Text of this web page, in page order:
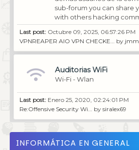
sub-forum you can share
with others hacking
Last post: Octubre 09, 2025, 06:57:26 PM
VPNREAPER AIO VPN CHECKE...
by jmm
Auditorias WiFi
Wi-Fi - Wlan
Last post: Enero 25, 2020, 02:24:01 PM
Re:Offensive Security Wi...
by siralex69
INFORMÁTICA EN GENERAL